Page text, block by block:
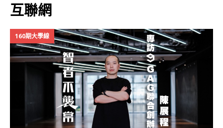
互聯網
160期大學線